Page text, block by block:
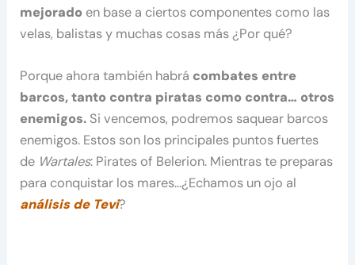
mejorado en base a ciertos componentes como las
velas, balistas y muchas cosas más ¿Por qué?
Porque ahora también habrá combates entre
barcos, tanto contra piratas como contra… otros
enemigos. Si vencemos, podremos saquear barcos
enemigos. Estos son los principales puntos fuertes
de Wartales: Pirates of Belerion. Mientras te preparas
para conquistar los mares…¿Echamos un ojo al
análisis de Tevi?